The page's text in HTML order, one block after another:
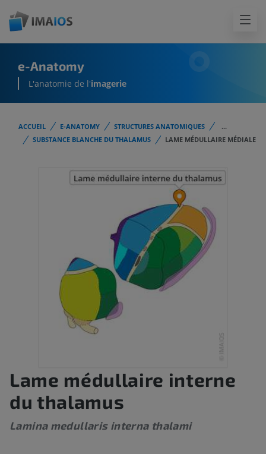
e-Anatomy
L'anatomie de l'imagerie
ACCUEIL E-ANATOMY STRUCTURES ANATOMIQUES
...
SUBSTANCE BLANCHE DU THALAMUS
LAME MÉDULLAIRE MÉDIALE
Lame médullaire interne
du thalamus
Lamina medullaris interna thalami